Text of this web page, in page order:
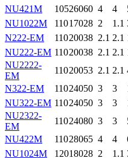
NU421M
10526060 4 4
NU1022M
11017028 2 1.1
N222-EM
11020038 2.1 2.1
NU222-EM 11020038 2.1 2.1
NU2222-
EM
11020053 2.1 2.1
N322-EM
11024050 3 3
NU322-EM 11024050 3 3
NU2322-
EM
11024080 3 3
NU422M
11028065 4 4
NU1024M
12018028 2 1.1